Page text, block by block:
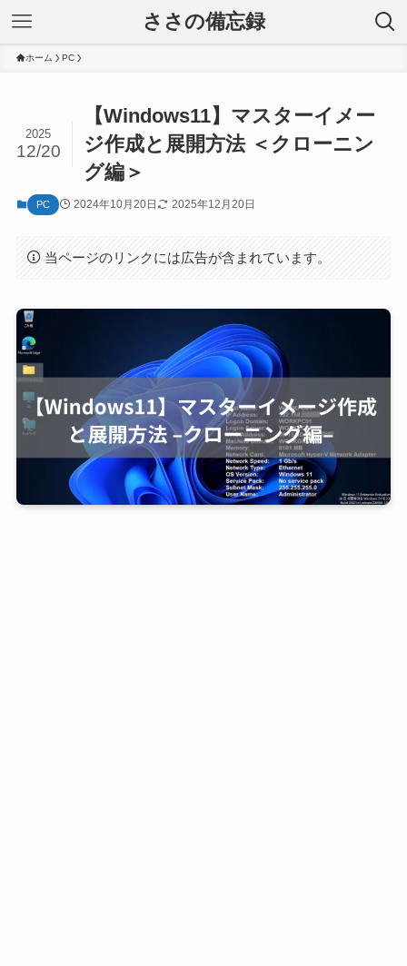
ささの備忘録
ホーム PC
【Windows11】マスターイメー
ジ作成と展開方法 ＜クローニン
グ編＞
2025
12/20
PC 2024年10月20日 2025年12月20日
当ページのリンクには広告が含まれています。